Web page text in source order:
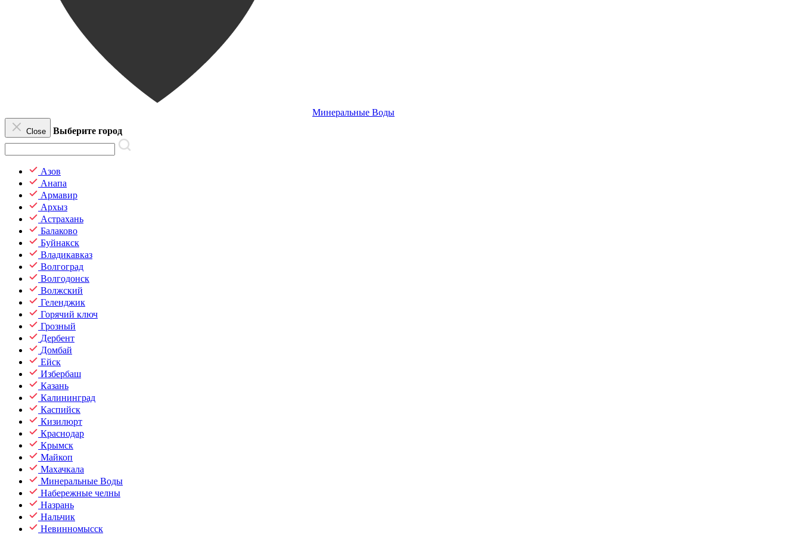
Минеральные Воды
Close Выберите город
Азов
Анапа
Армавир
Архыз
Астрахань
Балаково
Буйнакск
Владикавказ
Волгоград
Волгодонск
Волжский
Геленджик
Горячий ключ
Грозный
Дербент
Домбай
Ейск
Избербаш
Казань
Калининград
Каспийск
Кизилюрт
Краснодар
Крымск
Майкоп
Махачкала
Минеральные Воды
Набережные челны
Назрань
Нальчик
Невинномысск